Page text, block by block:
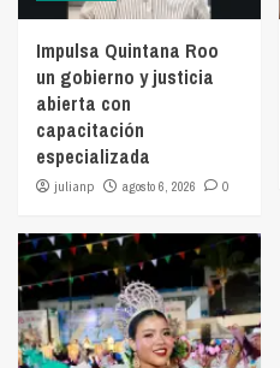
Impulsa Quintana Roo
un gobierno y justicia
abierta con
capacitación
especializada
julianp agosto 6, 2026 0